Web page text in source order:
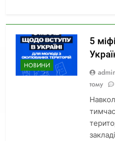
НОВИНИ
5
тому